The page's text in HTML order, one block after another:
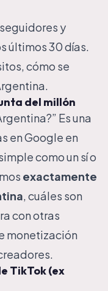
y
últimos 30 días.
cómo se
del millón
Es una
en Google en
como un sí o
exactamente
, cuáles son
con otras
monetización
TikTok (ex